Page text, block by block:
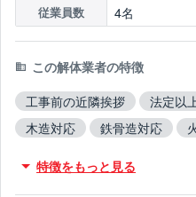
従業員数 4名
この解体業者の特徴
工事前の近隣挨拶
法定以
木造対応
鉄骨造対応
特徴をもっと見る